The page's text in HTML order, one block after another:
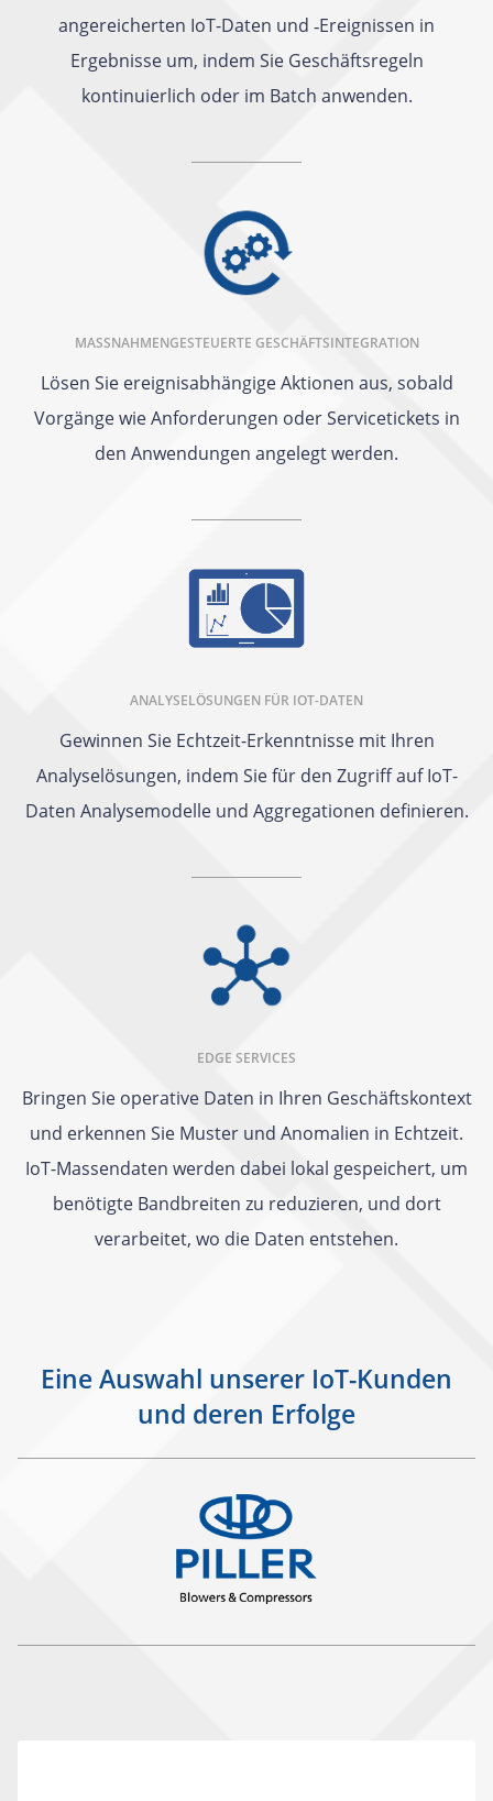
angereicherten IoT-Daten und ‑Ereignissen in
Ergebnisse um, indem Sie Geschäftsregeln
kontinuierlich oder im Batch anwenden.
MASSNAHMENGESTEUERTE GESCHÄFTSINTEGRATION
Lösen Sie ereignisabhängige Aktionen aus, sobald
Vorgänge wie Anforderungen oder Servicetickets in
den Anwendungen angelegt werden.
ANALYSELÖSUNGEN FÜR IOT-DATEN
Gewinnen Sie Echtzeit-Erkenntnisse mit Ihren
Analyselösungen, indem Sie für den Zugriff auf IoT-
Daten Analysemodelle und Aggregationen definieren.
EDGE SERVICES
Bringen Sie operative Daten in Ihren Geschäftskontext
und erkennen Sie Muster und Anomalien in Echtzeit.
IoT-Massendaten werden dabei lokal gespeichert, um
benötigte Bandbreiten zu reduzieren, und dort
verarbeitet, wo die Daten entstehen.
Eine Auswahl unserer IoT-Kunden
und deren Erfolge